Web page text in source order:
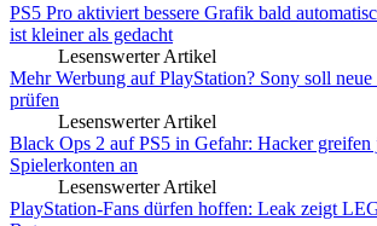
PS5 Pro aktiviert bessere Grafik bald
ist kleiner als gedacht
Lesenswerter Artikel
Mehr Werbung auf PlayStation? Sony soll
prüfen
Lesenswerter Artikel
Black Ops 2 auf PS5 in Gefahr: Hacker greifen
Spielerkonten an
Lesenswerter Artikel
PlayStation-Fans dürfen hoffen: Leak zeigt